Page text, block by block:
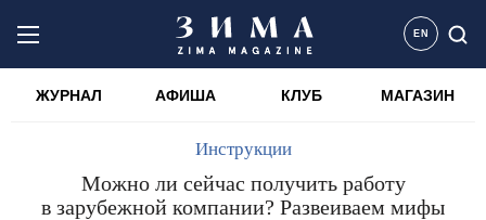
EN
ЖУРНАЛ АФИША КЛУБ МАГАЗИН
Инструкции
Можно ли сейчас получить работу
в зарубежной компании? Развеиваем мифы